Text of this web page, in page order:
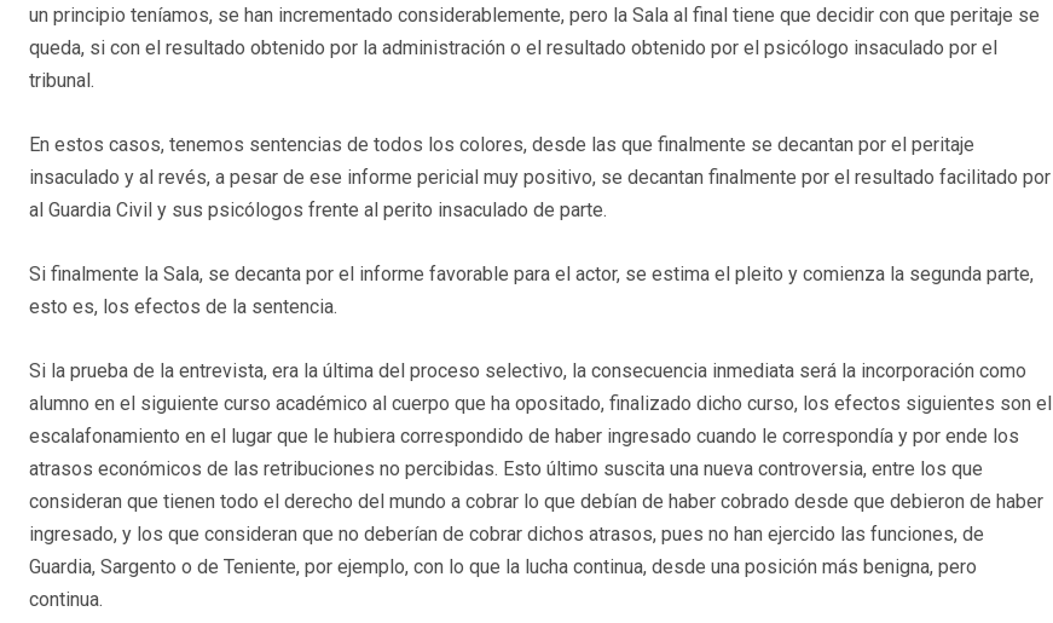
un principio teníamos, se han incrementado considerablemente, pero la Sala al final tiene que decidir con que peritaje se
queda, si con el resultado obtenido por la administración o el resultado obtenido por el psicólogo insaculado por el
tribunal.
En estos casos, tenemos sentencias de todos los colores, desde las que finalmente se decantan por el peritaje
insaculado y al revés, a pesar de ese informe pericial muy positivo, se decantan finalmente por el resultado facilitado por
al Guardia Civil y sus psicólogos frente al perito insaculado de parte.
Si finalmente la Sala, se decanta por el informe favorable para el actor, se estima el pleito y comienza la segunda parte,
esto es, los efectos de la sentencia.
Si la prueba de la entrevista, era la última del proceso selectivo, la consecuencia inmediata será la incorporación como
alumno en el siguiente curso académico al cuerpo que ha opositado, finalizado dicho curso, los efectos siguientes son el
escalafonamiento en el lugar que le hubiera correspondido de haber ingresado cuando le correspondía y por ende los
atrasos económicos de las retribuciones no percibidas. Esto último suscita una nueva controversia, entre los que
consideran que tienen todo el derecho del mundo a cobrar lo que debían de haber cobrado desde que debieron de haber
ingresado, y los que consideran que no deberían de cobrar dichos atrasos, pues no han ejercido las funciones, de
Guardia, Sargento o de Teniente, por ejemplo, con lo que la lucha continua, desde una posición más benigna, pero
continua.